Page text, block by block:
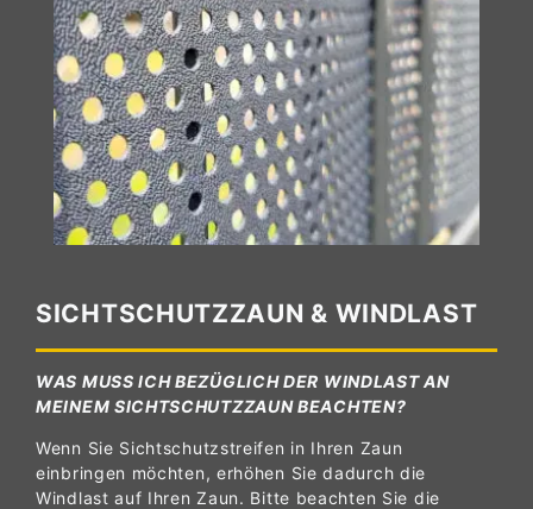
SICHTSCHUTZZAUN & WINDLAST
WAS MUSS ICH BEZÜGLICH DER WINDLAST AN
MEINEM SICHTSCHUTZZAUN BEACHTEN?
Wenn Sie Sichtschutzstreifen in Ihren Zaun
einbringen möchten, erhöhen Sie dadurch die
Windlast auf Ihren Zaun. Bitte beachten Sie die